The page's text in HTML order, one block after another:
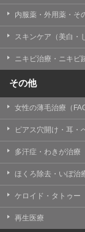
TCBグループ
得情報を共同
なお、共同利
アライアンス
一般社団法人
代表電話番号
①共同して利用
【取得する情
②共同して利用
【基本理念】
③共同利用する
【利用目的】の
内服薬・外用薬・そ
スキンケア（美白・
ニキビ治療・ニキビ
その他
女性の薄毛治療（
ピアス穴開け・耳・
多汗症・わきが治療
ほくろ除去・いぼ治
ケロイド・タトゥー
再生医療